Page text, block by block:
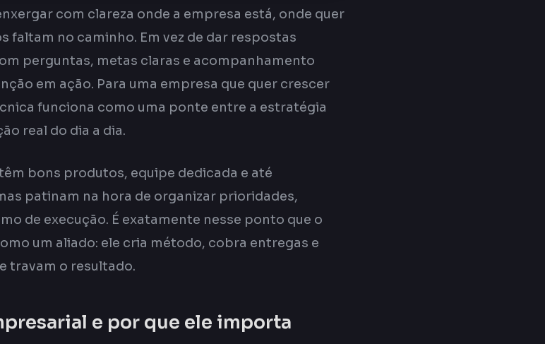
com clareza onde a empresa está, onde quer
faltam no caminho. Em vez de dar respostas
perguntas, metas claras e acompanhamento
em ação. Para uma empresa que quer crescer
funciona como uma ponte entre a estratégia
real do dia a dia.
bons produtos, equipe dedicada e até
patinam na hora de organizar prioridades,
de execução. É exatamente nesse ponto que o
um aliado: ele cria método, cobra entregas e
travam o resultado.
e por que ele importa